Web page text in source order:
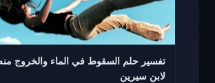
تفسير حلم السقوط في الماء والخروج
لابن سيرين